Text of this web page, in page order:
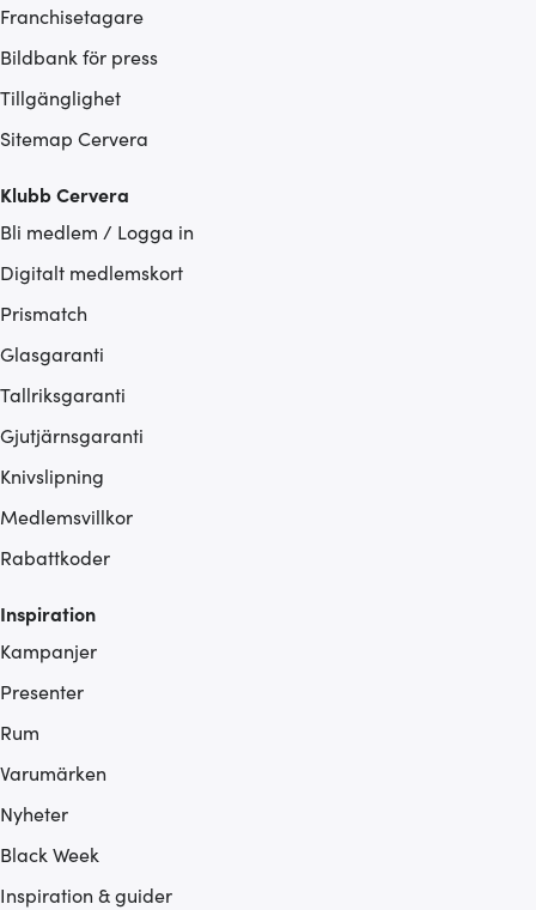
Franchisetagare
Bildbank för press
Tillgänglighet
Sitemap Cervera
Klubb Cervera
Bli medlem / Logga in
Digitalt medlemskort
Prismatch
Glasgaranti
Tallriksgaranti
Gjutjärnsgaranti
Knivslipning
Medlemsvillkor
Rabattkoder
Inspiration
Kampanjer
Presenter
Rum
Varumärken
Nyheter
Black Week
Inspiration & guider